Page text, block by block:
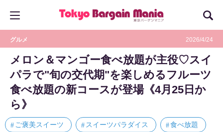
グルメ 2026/4/24
メロン＆マンゴー食べ放題が主役♡スイ
パラで"旬の交代期"を楽しめるフルーツ
食べ放題の新コースが登場《4月25日か
ら》
ご褒美スイーツ スイーツパラダイス 食べ放題